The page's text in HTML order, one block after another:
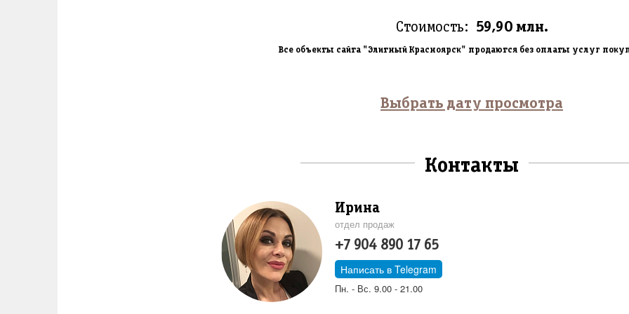
Стоимость: 59,90 млн.
Все объекты сайта "Элитный Красноярск" продаются без оплаты услуг
Выбрать дату просмотра
Контакты
Ирина
отдел продаж
+7 904 890 17 65
Написать в Telegram
Пн. - Вс. 9.00 - 21.00